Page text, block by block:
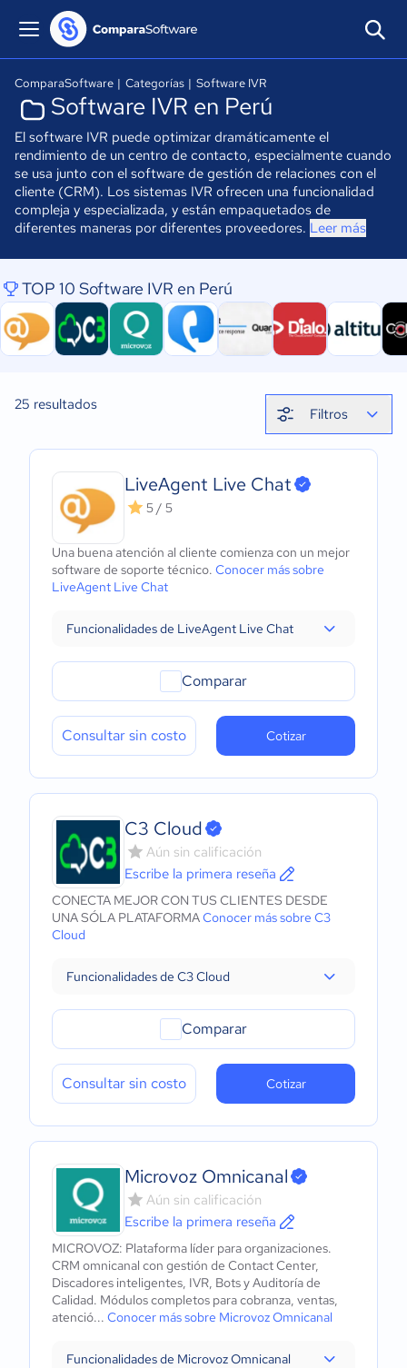
ComparaSoftware | Categorías | Software IVR
Software IVR en Perú
El software IVR puede optimizar dramáticamente el
rendimiento de un centro de contacto, especialmente cuando
se usa junto con el software de gestión de relaciones con el
cliente (CRM). Los sistemas IVR ofrecen una funcionalidad
compleja y especializada, y están empaquetados de
diferentes maneras por diferentes proveedores. Leer más
TOP 10 Software IVR en Perú
25 resultados
Filtros
LiveAgent Live Chat
5 / 5
Una buena atención al cliente comienza con un mejor
software de soporte técnico. Conocer más sobre
LiveAgent Live Chat
Funcionalidades de LiveAgent Live Chat
Comparar
Consultar sin costo Cotizar
C3 Cloud
Aún sin calificación
Escribe la primera reseña
CONECTA MEJOR CON TUS CLIENTES DESDE
UNA SÓLA PLATAFORMAConocer más sobre C3
Cloud
Funcionalidades de C3 Cloud
Comparar
Consultar sin costo Cotizar
Microvoz Omnicanal
Aún sin calificación
Escribe la primera reseña
MICROVOZ: Plataforma líder para organizaciones.
CRM omnicanal con gestión de Contact Center,
Discadores inteligentes, IVR, Bots y Auditoría de
Calidad. Módulos completos para cobranza, ventas,
atenció... Conocer más sobre Microvoz Omnicanal
Funcionalidades de Microvoz Omnicanal